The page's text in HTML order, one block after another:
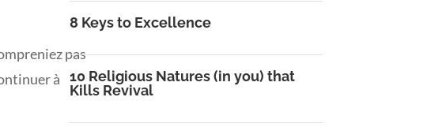
pas
à
8 Keys to Excellence
10 Religious Natures (in you) that
Kills Revival